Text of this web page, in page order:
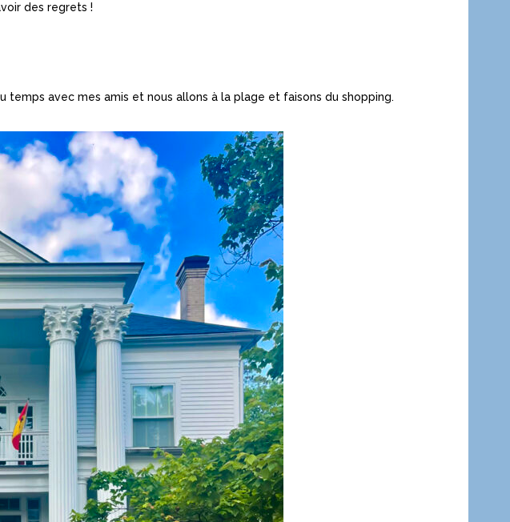
des regrets !
temps avec mes amis et nous allons à la plage et faisons du shopping.